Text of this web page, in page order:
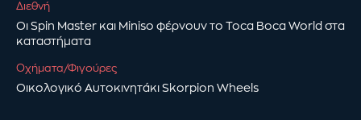
Διεθνή
Οι Spin Master και Miniso φέρνουν το Toca Boca World στα
καταστήματα
Οχήματα/Φιγούρες
Οικολογικό Αυτοκινητάκι Skorpion Wheels